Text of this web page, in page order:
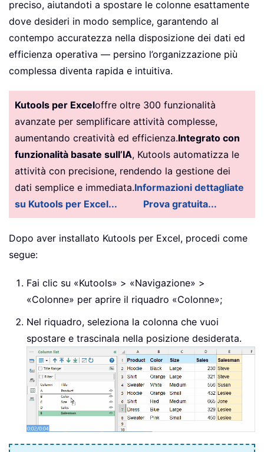
preciso, aiutandoti a spostare le colonne esattamente
dove desideri in modo semplice, garantendo al
contempo accuratezza nella disposizione dei dati ed
efficienza operativa — persino l’organizzazione più
complessa diventa rapida e intuitiva.
Kutools per Exceloffre oltre 300 funzionalità
avanzate per semplificare attività complesse,
aumentando creatività ed efficienza.Integrato con
funzionalità basate sull’IA, Kutools automatizza le
attività con precisione, rendendo la gestione dei
dati semplice e immediata.Informazioni dettagliate
su Kutools per Excel...
Prova gratuita...
Dopo aver installato Kutools per Excel, procedi come
segue:
Fai clic su «Kutools» > «Navigazione» >
«Colonne» per aprire il riquadro «Colonne»;
Nel riquadro, seleziona la colonna che vuoi
spostare e trascinala nella posizione desiderata.